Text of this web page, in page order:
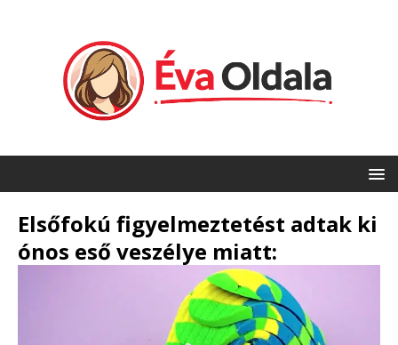
Elsőfokú figyelmeztetést adtak ki
ónos eső veszélye miatt: